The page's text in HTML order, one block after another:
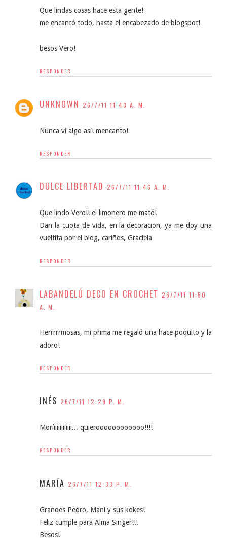
Que lindas cosas hace esta gente!
me encantó todo, hasta el encabezado de blogspot!
besos Vero!
RESPONDER
UNKNOWN 26/7/11 11:43 A. M.
Nunca vi algo así! mencanto!
RESPONDER
DULCE LIBERTAD 26/7/11 11:46 A. M.
Que lindo Vero!! el limonero me mató!
Dan la cuota de vida, en la decoracion, ya me doy una
vueltita por el blog, cariños, Graciela
RESPONDER
LABANDELÚ DECO EN CROCHET 26/7/11 11:50
A. M.
Herrrrrmosas, mi prima me regaló una hace poquito y la
adoro!
RESPONDER
INÉS 26/7/11 12:29 P. M.
Moríiiiiiiiiiiii... quieroooooooooooo!!!!
RESPONDER
MARÍA 26/7/11 12:33 P. M.
Grandes Pedro, Mani y sus kokes!
Feliz cumple para Alma Singer!!!
Besos!